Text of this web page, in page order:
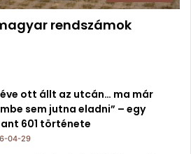
rendszámok
éve ott állt az utcán… ma már
sem jutna eladni” – egy
601 története
04-29